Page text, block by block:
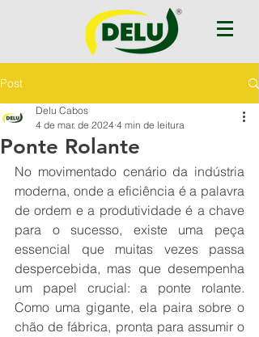
Post
Ponte Rolante
Delu Cabos
4 de mar. de 2024 4 min de leitura
No movimentado cenário da indústria
moderna, onde a eficiência é a palavra
de ordem e a produtividade é a chave
para o sucesso, existe uma peça
essencial que muitas vezes passa
despercebida, mas que desempenha
um papel crucial: a ponte rolante.
Como uma gigante, ela paira sobre o
chão de fábrica, pronta para assumir o